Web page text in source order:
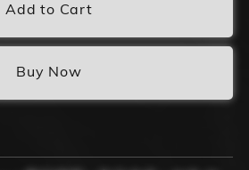
Add to Cart
Buy Now